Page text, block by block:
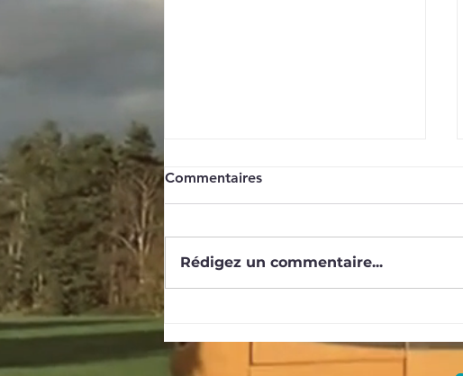
PARC 110
VGP CE
Commentaires
Rédigez un commentaire...